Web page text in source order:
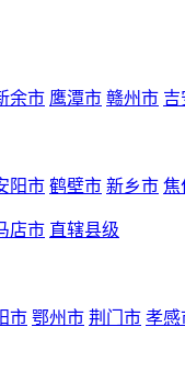
余市 鹰潭市 赣州市 吉
阳市 鹤壁市 新乡市 焦
店市 直辖县级
市 鄂州市 荆门市 孝感